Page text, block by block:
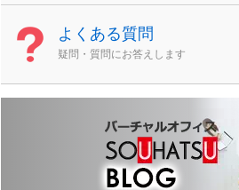
よくある質問
疑問・質問にお答えします